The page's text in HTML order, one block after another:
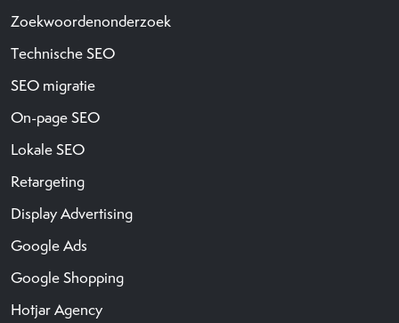
Zoekwoordenonderzoek
Technische SEO
SEO migratie
On-page SEO
Lokale SEO
Retargeting
Display Advertising
Google Ads
Google Shopping
Hotjar Agency